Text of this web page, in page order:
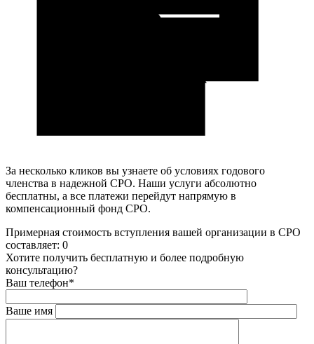
За несколько кликов вы узнаете об условиях годового
членства в надежной СРО. Наши услуги абсолютно
бесплатны, а все платежи перейдут напрямую в
компенсационный фонд СРО.
Примерная стоимость вступления вашей организации в СРО
составляет: 0
Хотите получить бесплатную и более подробную
консультацию?
Ваш телефон*
Ваше имя